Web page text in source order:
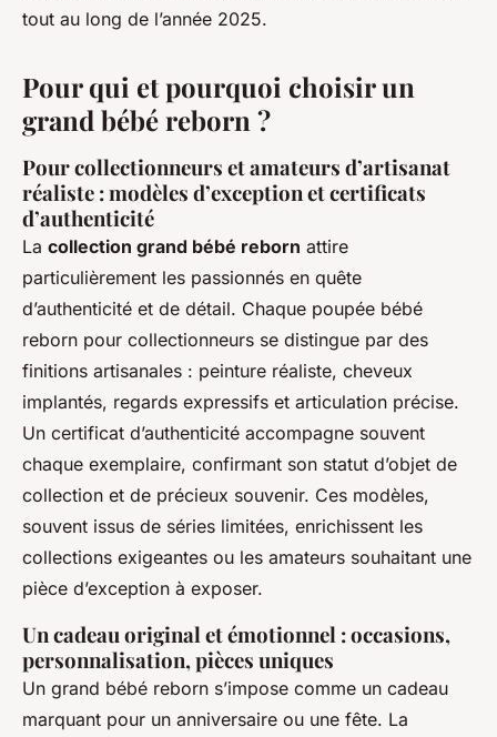
tout au long de l’année 2025.
Pour qui et pourquoi choisir un
grand bébé reborn ?
Pour collectionneurs et amateurs d’artisanat
réaliste : modèles d’exception et certificats
d’authenticité
La collection grand bébé reborn attire
particulièrement les passionnés en quête
d’authenticité et de détail. Chaque poupée bébé
reborn pour collectionneurs se distingue par des
finitions artisanales : peinture réaliste, cheveux
implantés, regards expressifs et articulation précise.
Un certificat d’authenticité accompagne souvent
chaque exemplaire, confirmant son statut d’objet de
collection et de précieux souvenir. Ces modèles,
souvent issus de séries limitées, enrichissent les
collections exigeantes ou les amateurs souhaitant une
pièce d’exception à exposer.
Un cadeau original et émotionnel : occasions,
personnalisation, pièces uniques
Un grand bébé reborn s’impose comme un cadeau
marquant pour un anniversaire ou une fête. La